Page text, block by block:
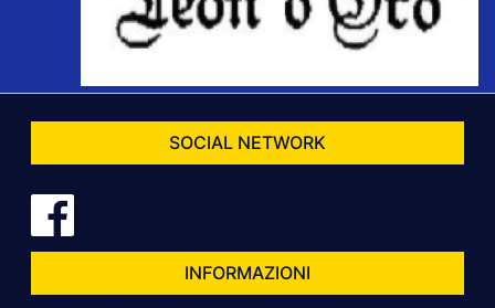
SOCIAL NETWORK
INFORMAZIONI